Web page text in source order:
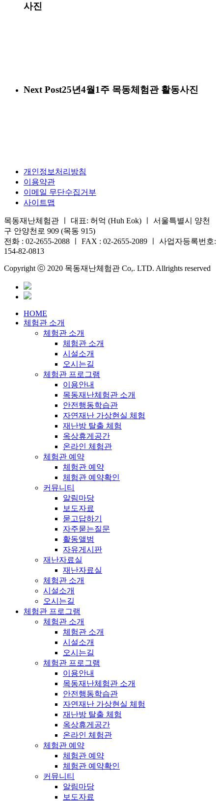
사진
Next Post25년4월1주 목동체험관 활동사진
개인정보처리방침
이용약관
이메일 무단수집거부
사이트맵
목동재난체험관 ㅣ 대표: 허억 (Huh Eok) ㅣ 서울특별시 양천
구 안양천로 909 (목동 915)
전화 : 02-2655-2088 ㅣ FAX : 02-2655-2089 ㅣ 사업자등록번호:
154-82-0813
Copyright ⓒ 2020 목동재난체험관 Co,. LTD. Allrights reserved
HOME
체험관 소개
체험관 소개
체험관 소개
시설소개
오시는길
체험관 프로그램
이용안내
목동재난체험관 소개
안전행동학습관
자연재난 가상현실 체험
재난방 탈출 체험
옥상휴게공간
온라인 체험관
체험관 예약
체험관 예약
체험관 예약확인
커뮤니티
알림마당
보도자료
묻고답하기
자주묻는질문
활동앨범
자유게시판
재난자료실
재난자료실
체험관 소개
시설소개
오시는길
체험관 프로그램
체험관 소개
체험관 소개
시설소개
오시는길
체험관 프로그램
이용안내
목동재난체험관 소개
안전행동학습관
자연재난 가상현실 체험
재난방 탈출 체험
옥상휴게공간
온라인 체험관
체험관 예약
체험관 예약
체험관 예약확인
커뮤니티
알림마당
보도자료